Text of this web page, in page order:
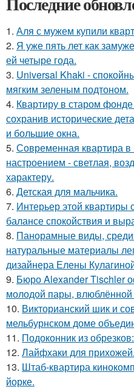
1. Аля с мужем купили
2. Я уже пять лет как
ей четыре года.
3. Universal Khaki -
мягким зеленым подтоном.
4. Квартиру в старом
сохранив исторические
и большие окна.
5. Современная квартира
настроением - светлая,
характеру.
6. Детская для мальчика.
7. Интерьер этой квартиры
балансе спокойствия и
8. Панорамные виды,
натуральные материалы
дизайнера Елены
9. Бюро Alexander Tischler
молодой пары, влюблённой
10. Викторианский шик и
мельбурнском доме
11. Подоконник из
12. Лайфхаки для прихожей.
13. Штаб-квартира
йорке.